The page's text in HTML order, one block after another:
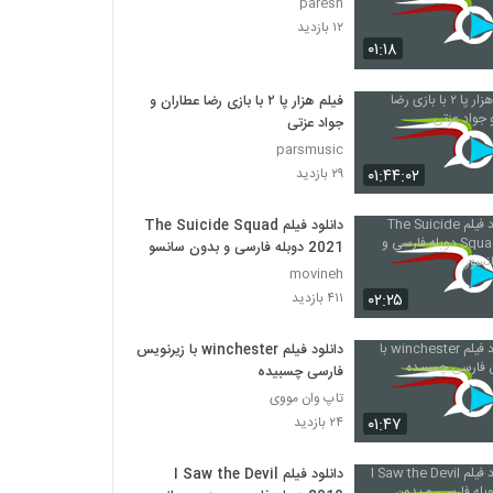
۰۱:۱۸
۱۲ بازدید
۰۱:۴۴:۰۲
فیلم هزار پا ۲ با بازی رضا عطاران و
جواد عزتی
parsmusic
۲۹ بازدید
۰۲:۲۵
دانلود فیلم The Suicide Squad
2021 دوبله فارسی و بدون سانسور
movineh
۴۱۱ بازدید
۰۱:۴۷
دانلود فیلم winchester با زیرنویس
فارسی چسبیده
تاپ وان مووی
۲۴ بازدید
دانلود فیلم I Saw the Devil